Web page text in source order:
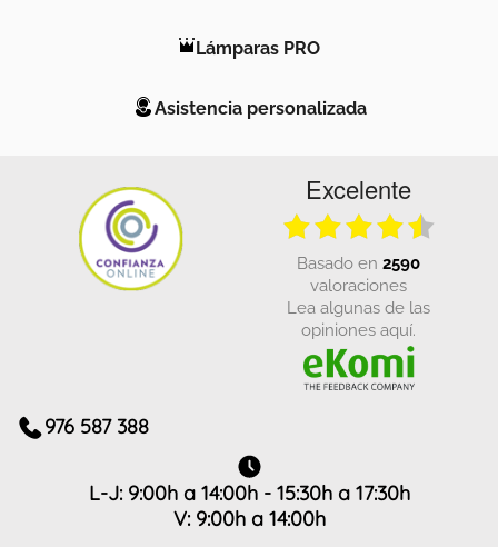
Lámparas PRO
Asistencia personalizada
Excelente
basado en 2590
valoraciones
Lea algunas de las
opiniones aquí.
976 587 388
L-J: 9:00h a 14:00h - 15:30h a 17:30h
V: 9:00h a 14:00h